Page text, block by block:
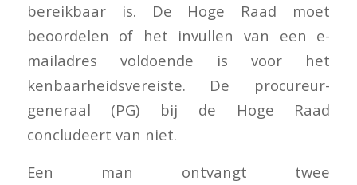
bereikbaar is. De Hoge Raad moet
beoordelen of het invullen van een e-
mailadres voldoende is voor het
kenbaarheidsvereiste. De procureur-
generaal (PG) bij de Hoge Raad
concludeert van niet.
Een man ontvangt twee